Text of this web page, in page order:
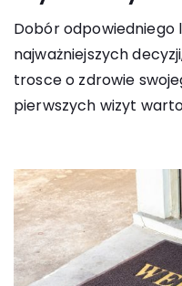
Dobór odpowiedniego
najważniejszych
trosce o zdrowie
pierwszych wizyt